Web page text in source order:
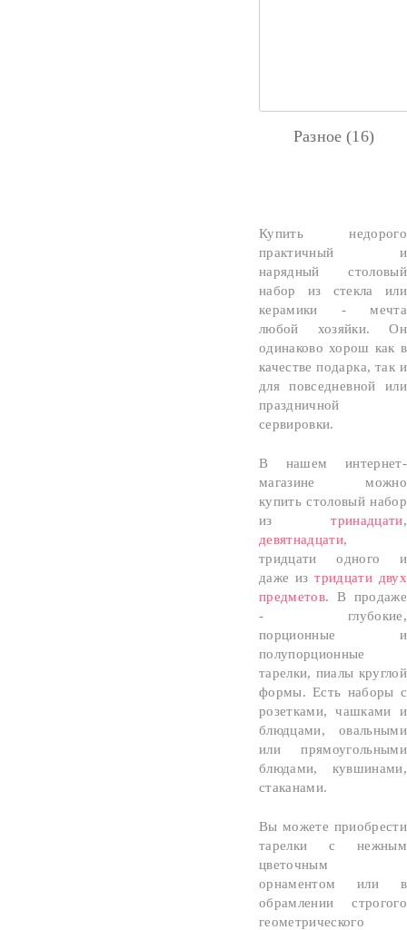
Разное (16)
Купить недорого
практичный и
нарядный столовый
набор из стекла или
керамики - мечта
любой хозяйки. Он
одинаково хорош как в
качестве подарка, так и
для повседневной или
праздничной
сервировки.
В нашем интернет-
магазине можно
купить столовый набор
изтринадцати,
девятнадцати,
тридцати одного и
даже изтридцати двух
предметов. В продаже
- глубокие,
порционные и
полупорционные
тарелки, пиалы круглой
формы. Есть наборы с
розетками, чашками и
блюдцами, овальными
или прямоугольными
блюдами, кувшинами,
стаканами.
Вы можете приобрести
тарелки с нежным
цветочным
орнаментом или в
обрамлении строгого
геометрического